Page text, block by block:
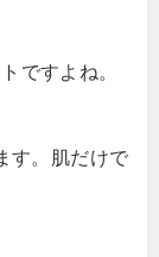
ですよね。
す。肌だけで